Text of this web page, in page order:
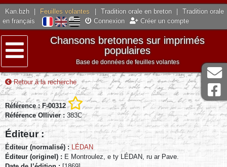
Kan.bzh Feuilles volantes Tradition orale en breton
Tradition orale
en français
Connexion Créer un compte
Menu
Chansons bretonnes sur imprimés
populaires
Base de données de feuilles volantes
Retour à la recherche
Référence : F-00312
Référence Ollivier : 383C
Éditeur :
Éditeur (normalisé) :
LÉDAN
Éditeur (originel) : E Montroulez, e ty LÉDAN, ru ar Pave.